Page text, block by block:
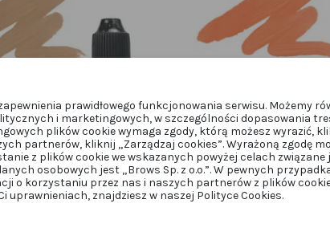
PMU
OKINK Mustard 10ml
PMU
OKINK Rich
prawidłowego funkcjonowania serwisu. Możemy
i marketingowych, w szczególności dopasowania
plików cookie wymaga zgody, którą możesz wyrazić,
partnerów, kliknij „Zarządzaj cookies”. Wyrażoną zgodę
z plików cookie we wskazanych powyżej celach
osobowych jest „Brows Sp. z o.o.”. W pewnych
o korzystaniu przez nas i naszych partnerów z plików
uprawnieniach, znajdziesz w naszej Polityce Cookies.